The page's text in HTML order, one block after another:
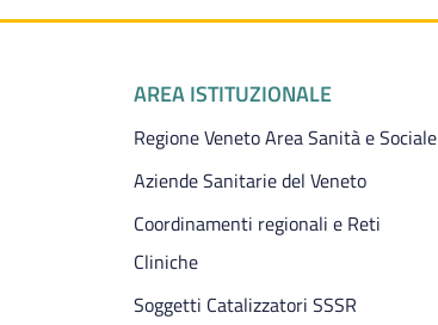
Piè di pagina
AREA ISTITUZIONALE
Regione Veneto Area Sanità e Sociale
Aziende Sanitarie del Veneto
Coordinamenti regionali e Reti
Cliniche
Soggetti Catalizzatori SSSR